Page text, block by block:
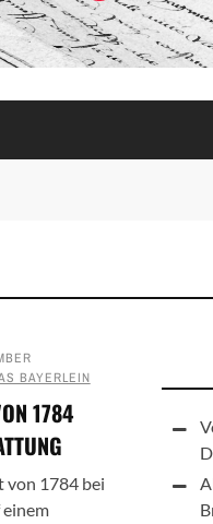
BAYERLEIN
1784
von 1784 bei